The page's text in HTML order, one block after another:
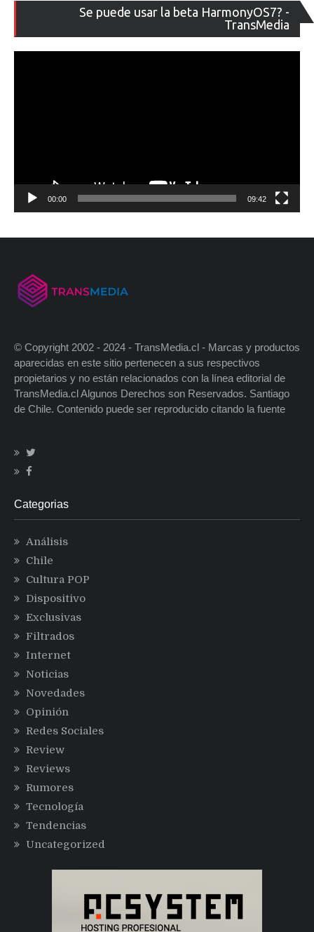
Se puede usar la beta HarmonyOS7? -
TransMedia
de
00:00 09:42
© Copyright 2002 - 2024 - TransMedia.cl - Marcas y productos
aparecidas en este sitio pertenecen a sus respectivos
propietarios y no están relacionados con la línea editorial de
TransMedia.cl Algunos Derechos son Reservados. Santiago
de Chile. Contenido puede ser reproducido citando la fuente
Categorias
Análisis
Chile
Cultura POP
Dispositivo
Exclusivas
Filtrados
Internet
Noticias
Novedades
Opinión
Redes Sociales
Review
Reviews
Rumores
Tecnología
Tendencias
Uncategorized